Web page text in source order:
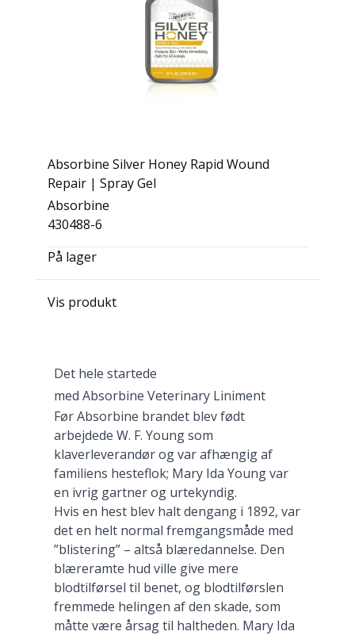
Absorbine Silver Honey Rapid Wound
Repair | Spray Gel
Absorbine
430488-6
På lager
Vis produkt
Det hele startede
med Absorbine Veterinary Liniment
Før Absorbine brandet blev født
arbejdede W. F. Young som
klaverleverandør og var afhængig af
familiens hesteflok; Mary Ida Young var
en ivrig gartner og urtekyndig.
Hvis en hest blev halt dengang i 1892, var
det en helt normal fremgangsmåde med
”blistering” – altså blæredannelse. Den
blæreramte hud ville give mere
blodtilførsel til benet, og blodtilførslen
fremmede helingen af den skade, som
måtte være årsag til haltheden. Mary Ida